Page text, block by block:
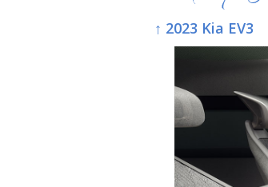
↑ 2023 Kia EV3